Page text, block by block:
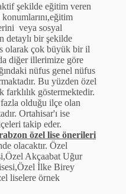
şekilde eğitim veren
veya sosyal
detaylı bir şekilde
olarakçok büyük bir il
diğer illerimize göre
nüfus genel nüfus
Bu yüzdenözel
farklılık göstermektedir.
fazla olduğu ilçe olan
Ortahisar'ı ise
çeleri takip eder.
özel liseönerileri
olacaktır.Özel
Özel Akçaabat Uğur
Özel İlke Birey
liselereörnek